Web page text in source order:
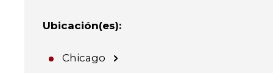
Ubicación(es):
Chicago